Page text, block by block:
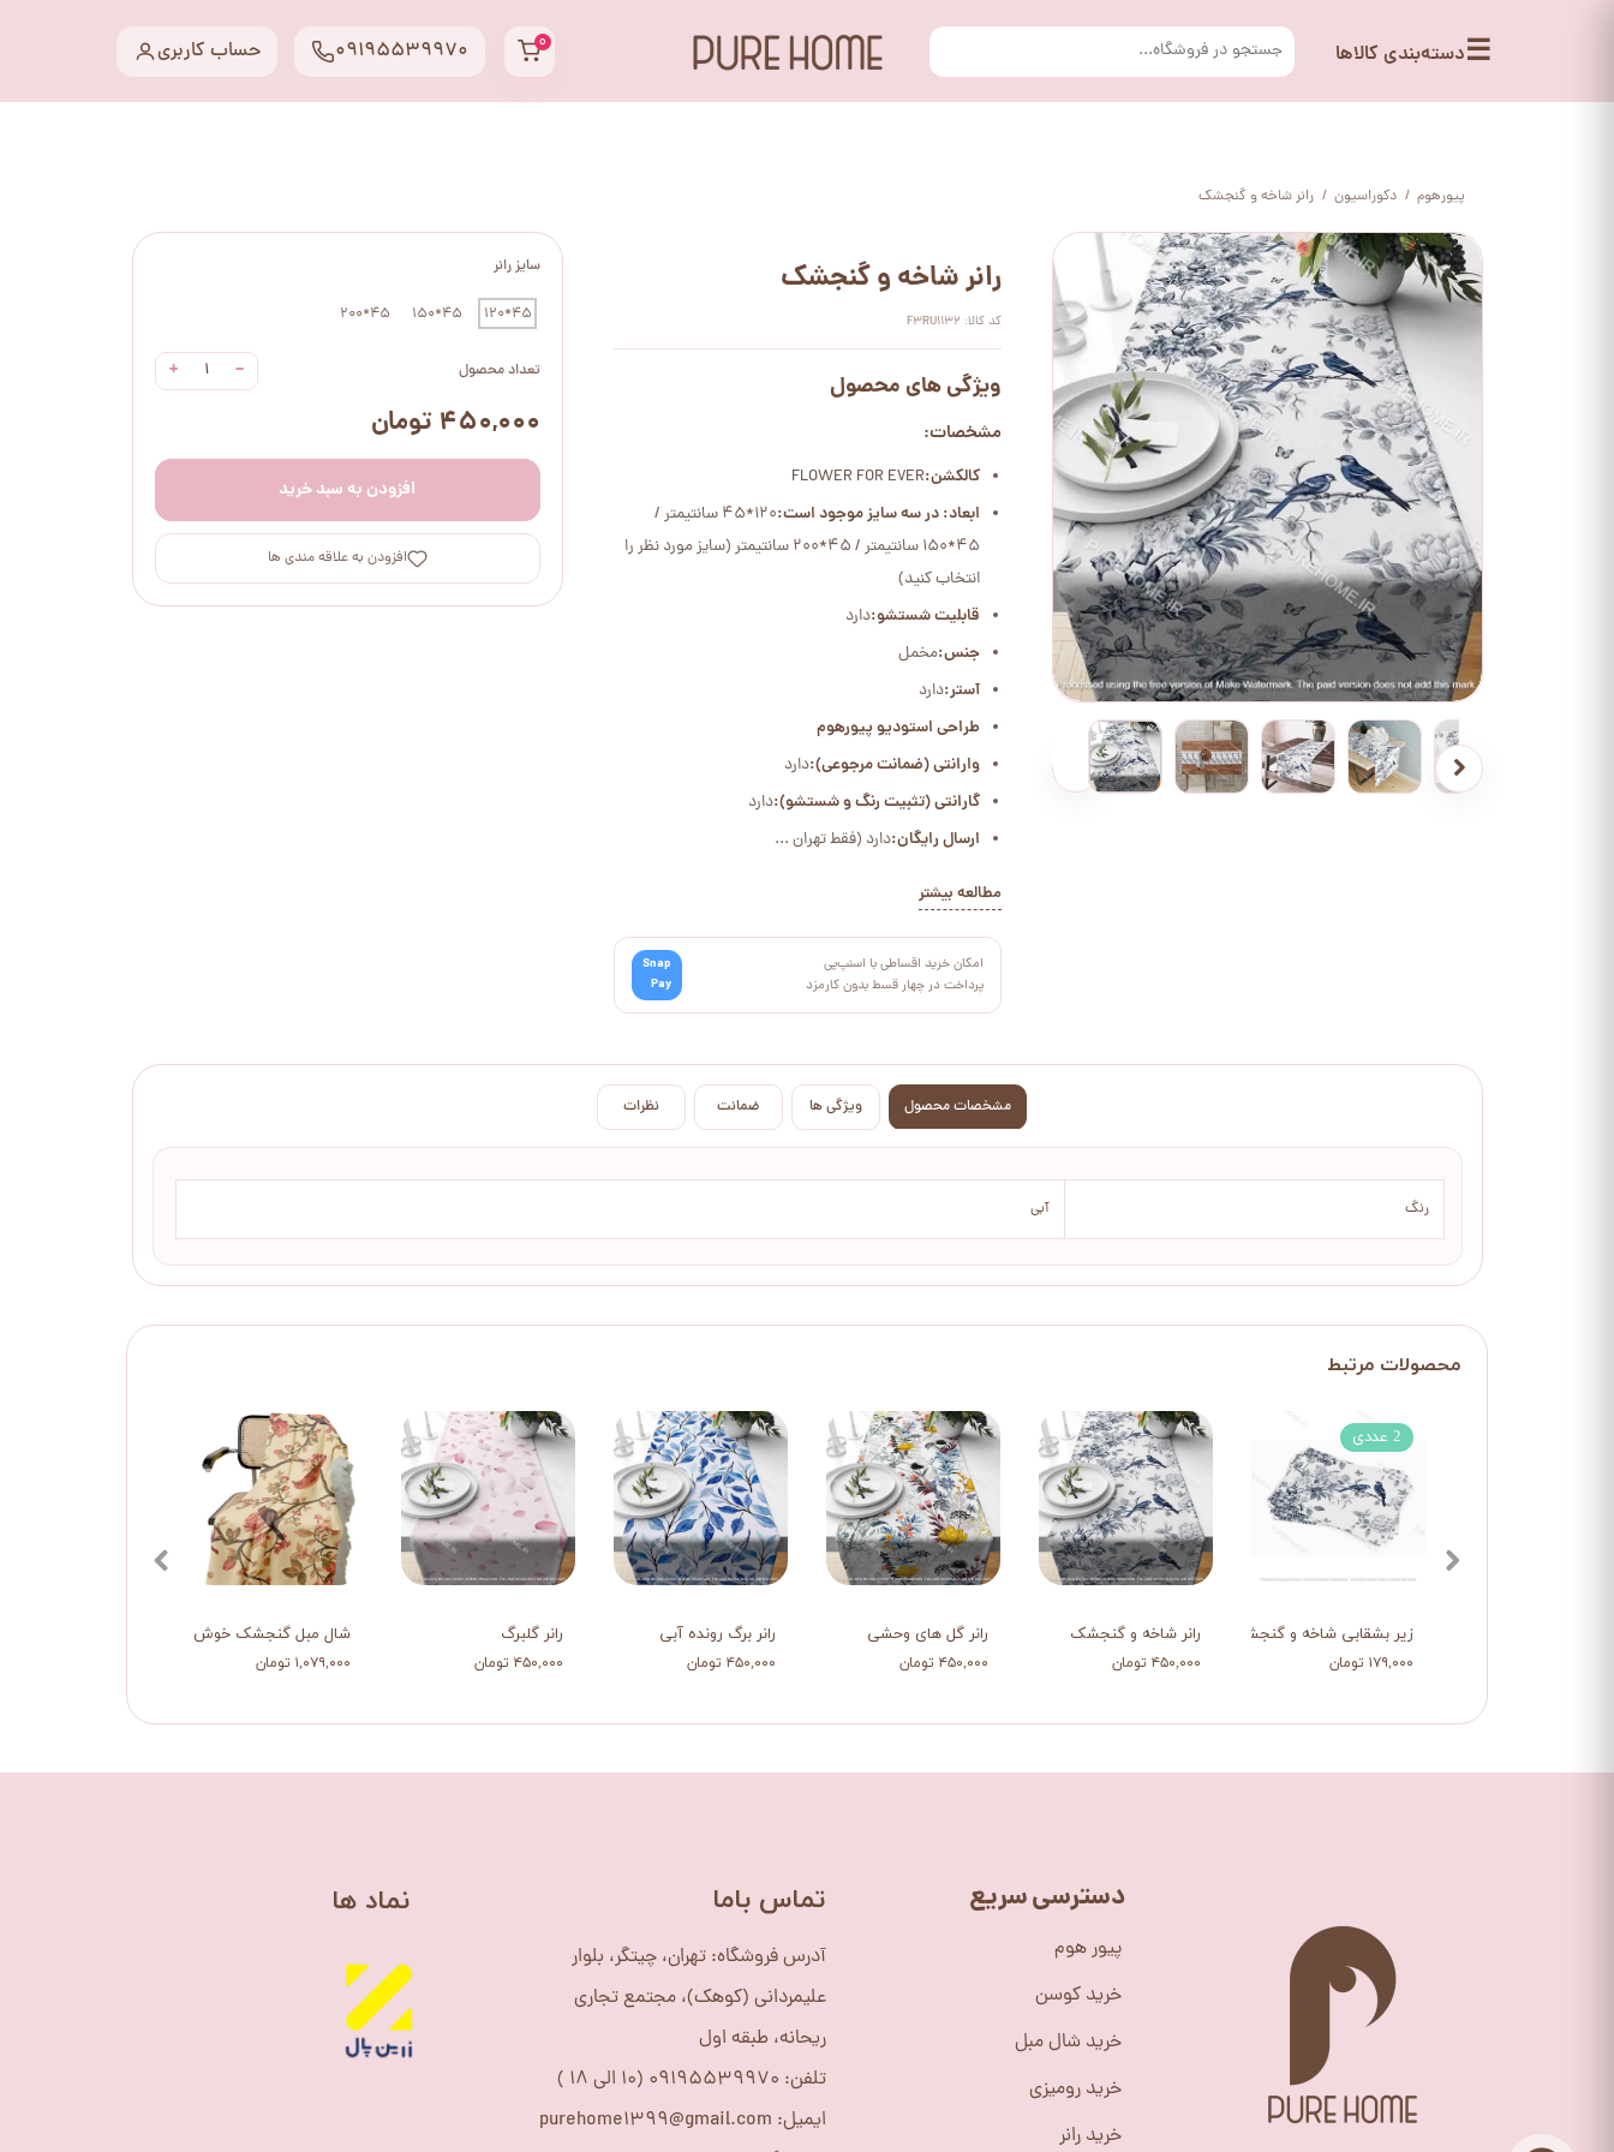
☰دسته‌بندی کالاها ۰ حساب کاربری 09195539970
پیورهوم دکوراسیون رانر شاخه و گنجشک
سایز رانر
45*120
45*150
45*200
تعداد محصول −
+
۴۵۰,۰۰۰ تومان
افزودن به سبد خرید
افزودن به علاقه مندی ها
رانر شاخه و گنجشک
کد کالا: F3RU1132
ویژگی های محصول
مشخصات:
کالکشن:FLOWER FOR EVER
ابعاد: در سه سایز موجود است:
120*45 سانتیمتر /
45*150 سانتیمتر / 45*200 سانتیمتر (سایز مورد نظر را
انتخاب کنید)
قابلیت شستشو:دارد
جنس:مخمل
آستر:دارد
طراحی استودیو پیورهوم
وارانتی (ضمانت مرجوعی):دارد
گارانتی (تثبیت رنگ و شستشو):دارد
ارسال رایگان:دارد (فقط تهران ...
مطالعه بیشتر
امکان خرید اقساطی با اسنپ‌پی
پرداخت در چهار قسط بدون کارمزد
Snap
Pay
مشخصات محصول ویژگی ها ضمانت نظرات
رنگ آبی
شال مبل گنجشک خوش اقبال
۱,۰۷۹,۰۰۰ تومان
رانر گلبرگ
۴۵۰,۰۰۰ تومان
رانر برگ رونده آبی
۴۵۰,۰۰۰ تومان
رانر گل های وحشی
۴۵۰,۰۰۰ تومان
رانر شاخه و گنجشک
۴۵۰,۰۰۰ تومان
زیر بشقابی شاخه و گنجشک
۱۷۹,۰۰۰ تومان
2 عددی
پیور هوم
خرید کوسن
خرید شال مبل
خرید رومیزی
خرید رانر
دسترسی سریع ​تماس باما
آدرس فروشگاه: تهران، چیتگر، بلوار
علیمردانی (کوهک)، مجتمع تجاری
ریحانه، طبقه اول
تلفن: 09195539970 (10 الی 18 )
ایمیل: purehome1399@gmail.com
​نماد ها